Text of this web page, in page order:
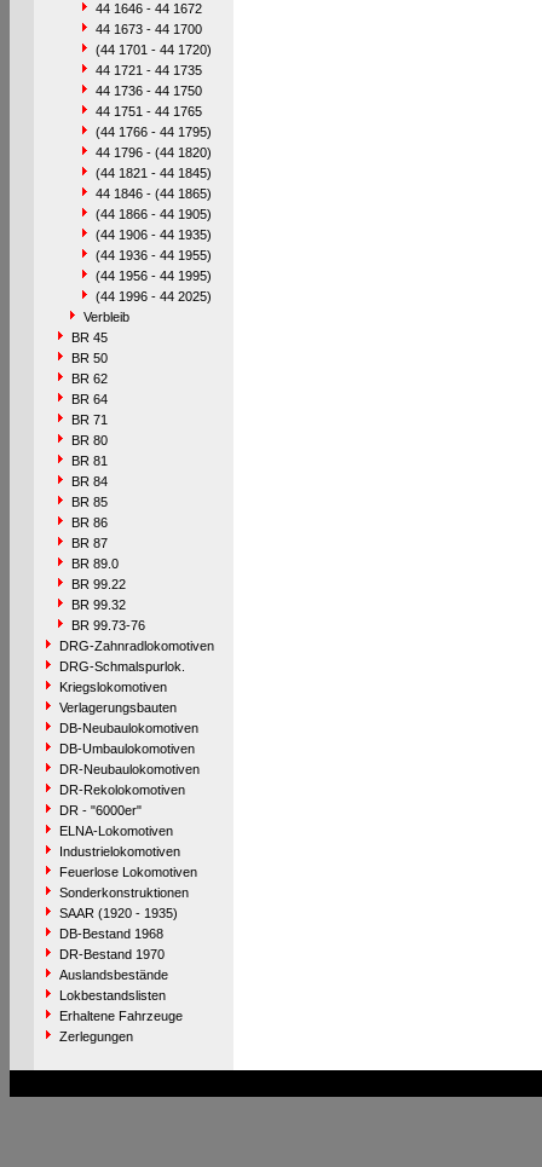
44 1646 - 44 1672
44 1673 - 44 1700
(44 1701 - 44 1720)
44 1721 - 44 1735
44 1736 - 44 1750
44 1751 - 44 1765
(44 1766 - 44 1795)
44 1796 - (44 1820)
(44 1821 - 44 1845)
44 1846 - (44 1865)
(44 1866 - 44 1905)
(44 1906 - 44 1935)
(44 1936 - 44 1955)
(44 1956 - 44 1995)
(44 1996 - 44 2025)
Verbleib
BR 45
BR 50
BR 62
BR 64
BR 71
BR 80
BR 81
BR 84
BR 85
BR 86
BR 87
BR 89.0
BR 99.22
BR 99.32
BR 99.73-76
DRG-Zahnradlokomotiven
DRG-Schmalspurlok.
Kriegslokomotiven
Verlagerungsbauten
DB-Neubaulokomotiven
DB-Umbaulokomotiven
DR-Neubaulokomotiven
DR-Rekolokomotiven
DR - "6000er"
ELNA-Lokomotiven
Industrielokomotiven
Feuerlose Lokomotiven
Sonderkonstruktionen
SAAR (1920 - 1935)
DB-Bestand 1968
DR-Bestand 1970
Auslandsbestände
Lokbestandslisten
Erhaltene Fahrzeuge
Zerlegungen